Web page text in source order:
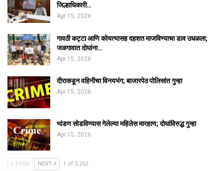
जिल्हाधिकारी…
Apr 15, 2026
गावठी कट्टा आणि कोयत्यासह दहशत माजविण्याचा डाव उधळला;
जळगावात दोघांना…
Apr 15, 2026
दीराकडून वहिनीचा विनयभंग; बाजारपेठ पोलिसांत गुन्हा
Apr 15, 2026
भांडण सोडविण्यास गेलेल्या महिलेस मारहाण; दोघांविरुद्ध गुन्हा
Apr 15, 2026
PREV NEXT 1 of 2,252